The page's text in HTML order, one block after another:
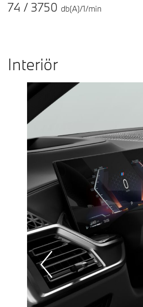
74 / 3750 db(A)/1/min
Interiör
Prevoius